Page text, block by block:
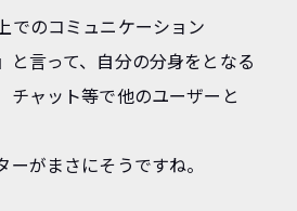
でのコミュニケーション
と言って、自分の分身をとなる
チャット等で他のユーザーと
がまさにそうですね。